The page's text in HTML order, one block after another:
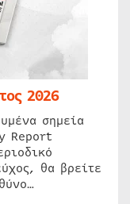
2026
σημεία
Report
θα βρείτε